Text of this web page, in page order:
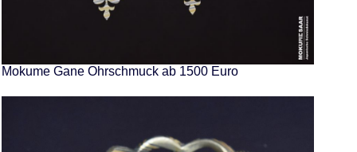
Mokume Gane Ohrschmuck ab 1500 Euro